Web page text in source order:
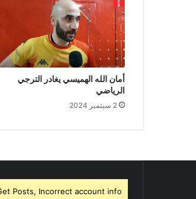
أمان الله الهميسي يغادر الترجي
الرياضي
2 سبتمبر 2024
Posts, Incorrect account info.